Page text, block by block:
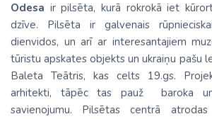
Odesa ir pilsēta, kurā rokrokā iet
dzīve. Pilsēta ir galvenais
dienvidos, un arī ar interesantajiem
tūristu apskates objekts un ukraiņu pašu
Baleta Teātris, kas celts 19.gs.
arhitekti, tāpēc tas pauž baroka
savienojumu. Pilsētas centrā